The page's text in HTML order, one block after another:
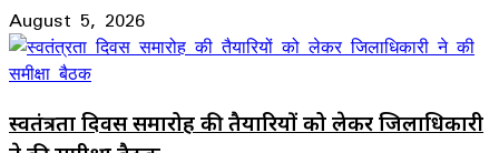
August 5, 2026
स्वतंत्रता दिवस समारोह की तैयारियों को लेकर जिलाधिकारी